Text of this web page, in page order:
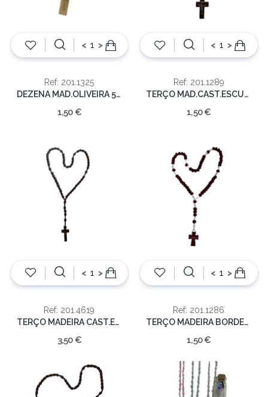
< >
Ref: 201.1325
DEZENA MAD.OLIVEIRA 5mm/10cm
1,50 €
< >
Ref: 201.1289
TERÇO MAD.CAST.ESCURO 3mm/24cm
1,50 €
< >
Ref: 201.4619
TERÇO MADEIRA CAST.ESCURO 5mm/36cm
3,50 €
< >
Ref: 201.1286
TERÇO MADEIRA BORDEAUX 3mm/24cm
1,50 €